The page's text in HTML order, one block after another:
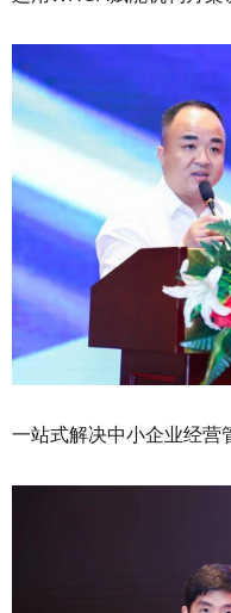
一站式解决中小企业经